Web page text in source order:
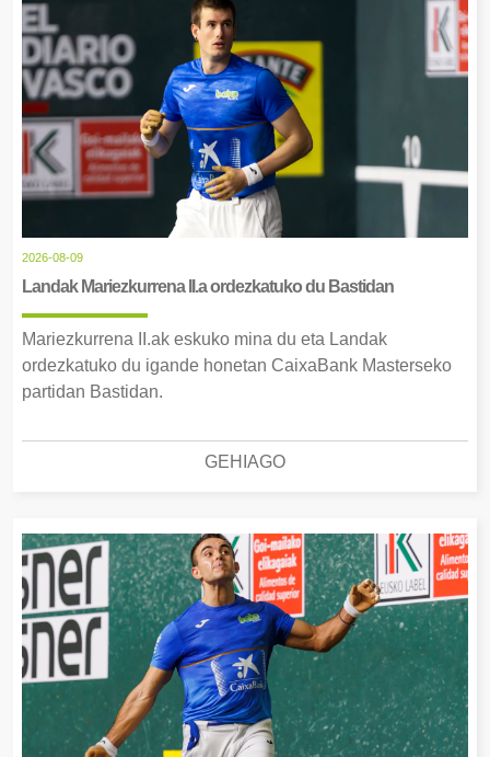
2026-08-09
Landak Mariezkurrena II.a ordezkatuko du Bastidan
Mariezkurrena II.ak eskuko mina du eta Landak
ordezkatuko du igande honetan CaixaBank Masterseko
partidan Bastidan.
GEHIAGO